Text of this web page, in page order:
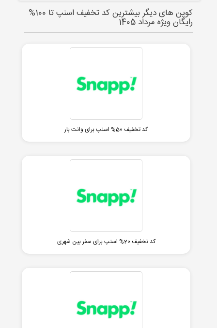
کوپن های دیگر بیشترین کد تخفیف اسنپ تا 100%
رایگان ویژه مرداد 1405
کد تخفیف 50% اسنپ برای وانت بار
کد تخفیف 20% اسنپ برای سفر بین شهری